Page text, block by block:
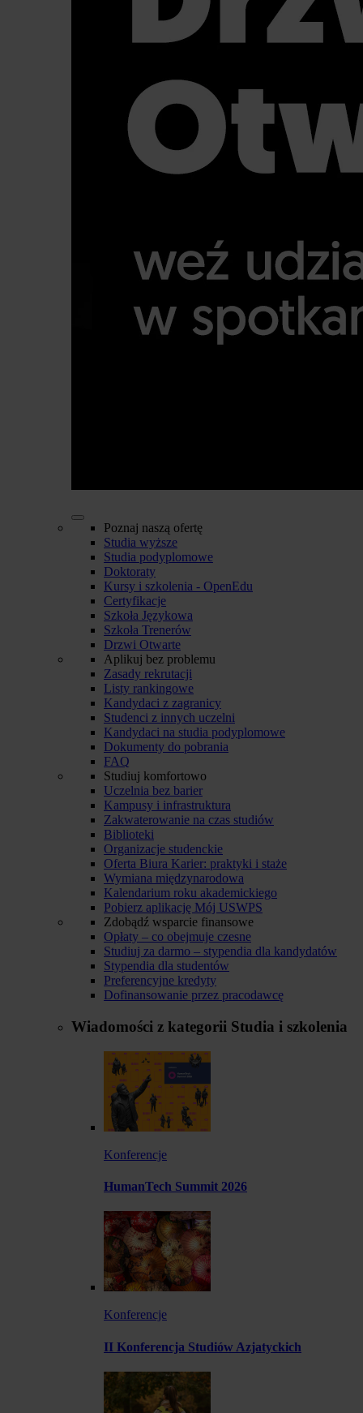
Poznaj naszą ofertę
Studia wyższe
Studia podyplomowe
Doktoraty
Kursy i szkolenia - OpenEdu
Certyfikacje
Szkoła Językowa
Szkoła Trenerów
Drzwi Otwarte
Aplikuj bez problemu
Zasady rekrutacji
Listy rankingowe
Kandydaci z zagranicy
Studenci z innych uczelni
Kandydaci na studia podyplomowe
Dokumenty do pobrania
FAQ
Studiuj komfortowo
Uczelnia bez barier
Kampusy i infrastruktura
Zakwaterowanie na czas studiów
Biblioteki
Organizacje studenckie
Oferta Biura Karier: praktyki i staże
Wymiana międzynarodowa
Kalendarium roku akademickiego
Pobierz aplikację Mój USWPS
Zdobądź wsparcie finansowe
Opłaty – co obejmuje czesne
Studiuj za darmo – stypendia dla kandydatów
Stypendia dla studentów
Preferencyjne kredyty
Dofinansowanie przez pracodawcę
Wiadomości z kategorii Studia i szkolenia
Konferencje
HumanTech Summit 2026
Konferencje
II Konferencja Studiów Azjatyckich